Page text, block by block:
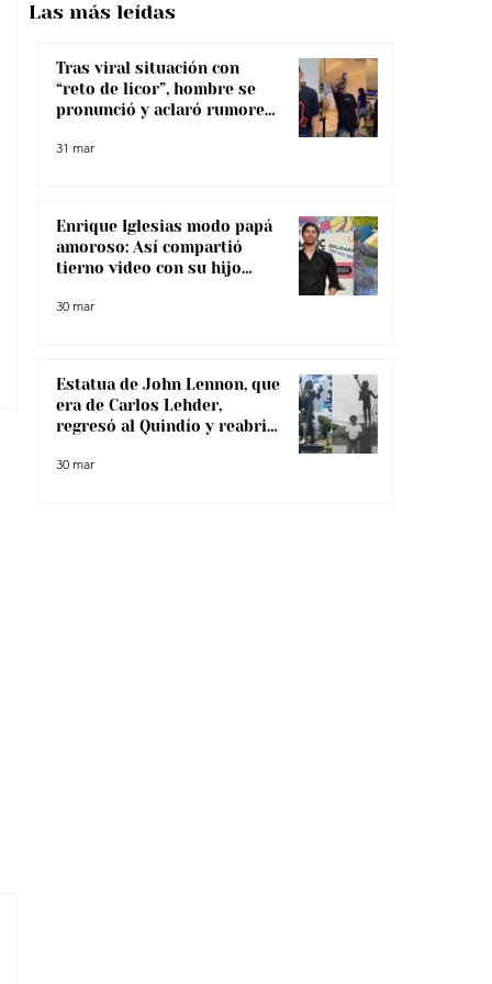
Tras viral situación con
“reto de licor”, hombre se
pronunció y aclaró rumores
31 mar
Enrique Iglesias modo papá
amoroso: Así compartió
tierno video con su hijo
30 mar
Estatua de John Lennon, que
era de Carlos Lehder,
regresó al Quindío y reabrió
narcotráfico
30 mar
Las más leídas